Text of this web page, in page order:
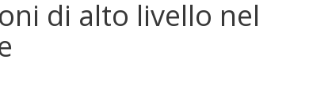
di alto livello nel